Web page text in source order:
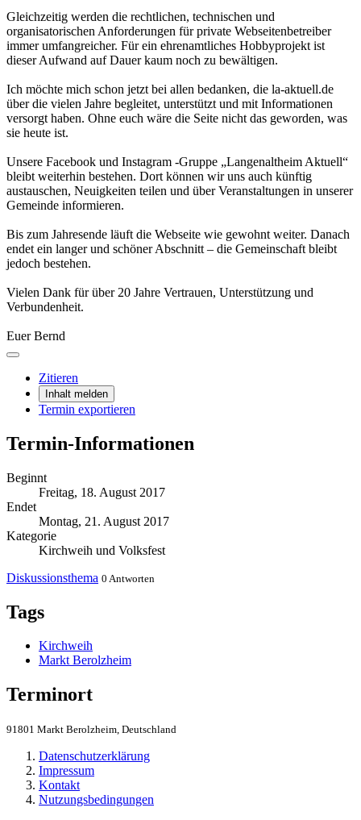
Gleichzeitig werden die rechtlichen, technischen und
organisatorischen Anforderungen für private Webseitenbetreiber
immer umfangreicher. Für ein ehrenamtliches Hobbyprojekt ist
dieser Aufwand auf Dauer kaum noch zu bewältigen.
Ich möchte mich schon jetzt bei allen bedanken, die la-aktuell.de
über die vielen Jahre begleitet, unterstützt und mit Informationen
versorgt haben. Ohne euch wäre die Seite nicht das geworden, was
sie heute ist.
Unsere Facebook und Instagram -Gruppe „Langenaltheim Aktuell“
bleibt weiterhin bestehen. Dort können wir uns auch künftig
austauschen, Neuigkeiten teilen und über Veranstaltungen in unserer
Gemeinde informieren.
Bis zum Jahresende läuft die Webseite wie gewohnt weiter. Danach
endet ein langer und schöner Abschnitt – die Gemeinschaft bleibt
jedoch bestehen.
Vielen Dank für über 20 Jahre Vertrauen, Unterstützung und
Verbundenheit.
Euer Bernd
Zitieren
Inhalt melden
Termin exportieren
Termin-Informationen
Beginnt
Freitag, 18. August 2017
Endet
Montag, 21. August 2017
Kategorie
Kirchweih und Volksfest
Diskussionsthema 0 Antworten
Tags
Kirchweih
Markt Berolzheim
Terminort
91801 Markt Berolzheim, Deutschland
Datenschutzerklärung
Impressum
Kontakt
Nutzungsbedingungen